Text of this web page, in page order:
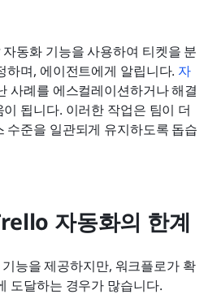
동화 기능을 사용하여 티켓을 분
하며, 에이전트에게 알립니다. 자
사례를 에스컬레이션하거나 해결
됩니다. 이러한 작업은 팀이 더
수준을 일관되게 유지하도록 돕습
자동화의 한계
능을 제공하지만, 워크플로가 확
도달하는 경우가 많습니다.